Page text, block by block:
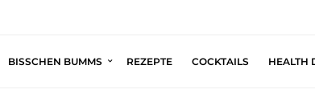
BISSCHEN BUMMS REZEPTE COCKTAILS HEALTH